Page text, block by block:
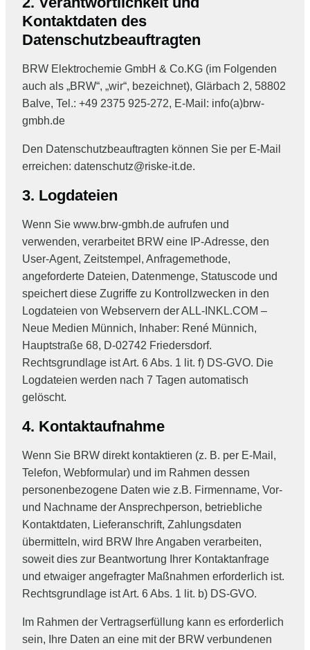
Kontaktdaten des
Datenschutzbeauftragten
BRW Elektrochemie GmbH & Co.KG (im Folgenden
auch als „BRW“, „wir“, bezeichnet), Glärbach 2, 58802
Balve, Tel.: +49 2375 925-272, E-Mail: info(a)brw-
gmbh.de
Den Datenschutzbeauftragten können Sie per E-Mail
erreichen: datenschutz@riske-it.de.
3. Logdateien
Wenn Sie www.brw-gmbh.de aufrufen und
verwenden, verarbeitet BRW eine IP-Adresse, den
User-Agent, Zeitstempel, Anfragemethode,
angeforderte Dateien, Datenmenge, Statuscode und
speichert diese Zugriffe zu Kontrollzwecken in den
Logdateien von Webservern der ALL-INKL.COM –
Neue Medien Münnich, Inhaber: René Münnich,
Hauptstraße 68, D-02742 Friedersdorf.
Rechtsgrundlage ist Art. 6 Abs. 1 lit. f) DS-GVO. Die
Logdateien werden nach 7 Tagen automatisch
gelöscht.
4. Kontaktaufnahme
Wenn Sie BRW direkt kontaktieren (z. B. per E-Mail,
Telefon, Webformular) und im Rahmen dessen
personenbezogene Daten wie z.B. Firmenname, Vor-
und Nachname der Ansprechperson, betriebliche
Kontaktdaten, Lieferanschrift, Zahlungsdaten
übermitteln, wird BRW Ihre Angaben verarbeiten,
soweit dies zur Beantwortung Ihrer Kontaktanfrage
und etwaiger angefragter Maßnahmen erforderlich ist.
Rechtsgrundlage ist Art. 6 Abs. 1 lit. b) DS-GVO.
Im Rahmen der Vertragserfüllung kann es erforderlich
sein, Ihre Daten an eine mit der BRW verbundenen